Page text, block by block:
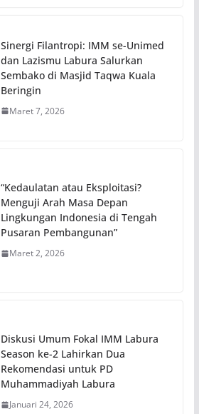
Sinergi Filantropi: IMM se-Unimed
dan Lazismu Labura Salurkan
Sembako di Masjid Taqwa Kuala
Beringin
Maret 7, 2026
“Kedaulatan atau Eksploitasi?
Menguji Arah Masa Depan
Lingkungan Indonesia di Tengah
Pusaran Pembangunan”
Maret 2, 2026
Diskusi Umum Fokal IMM Labura
Season ke-2 Lahirkan Dua
Rekomendasi untuk PD
Muhammadiyah Labura
Januari 24, 2026